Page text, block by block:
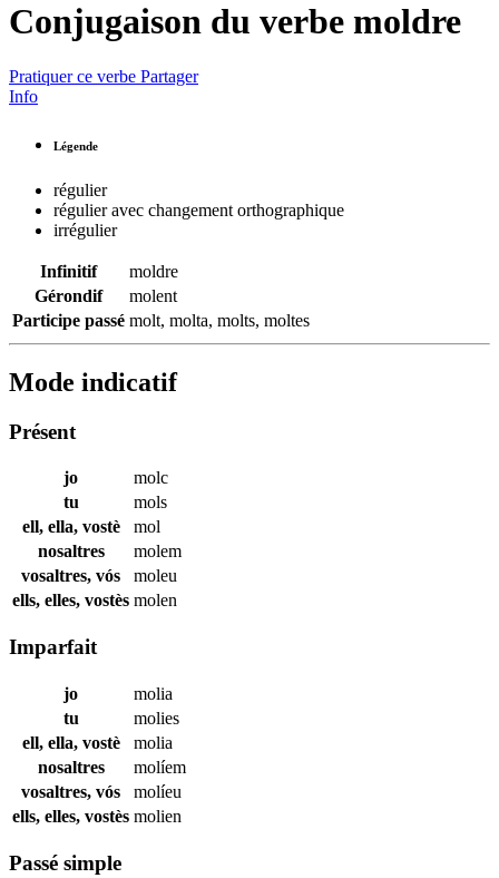
Conjugaison du verbe moldre
Pratiquer ce verbe Partager
Info
Légende
régulier
régulier avec changement orthographique
irrégulier
Infinitif
moldre
Gérondif
molent
Participe passé molt, molta, molts, moltes
Mode indicatif
Présent
jo
molc
tu
mols
ell, ella, vostè
mol
nosaltres
molem
vosaltres, vós
moleu
ells, elles, vostès molen
Imparfait
jo
molia
tu
molies
ell, ella, vostè
molia
nosaltres
molíem
vosaltres, vós
molíeu
ells, elles, vostès molien
Passé simple